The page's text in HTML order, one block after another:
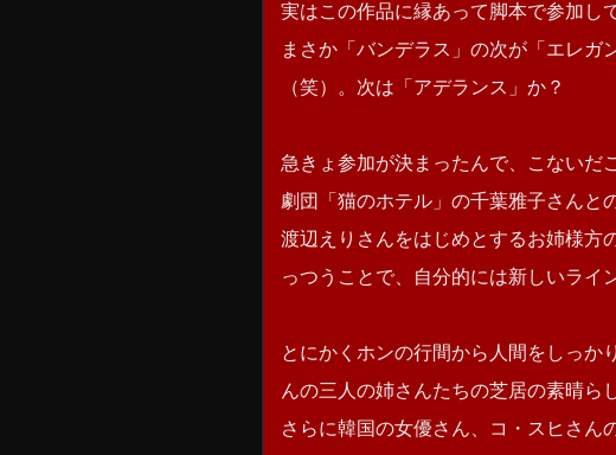
実はこの作品に縁あって脚本で参加し
まさか「バンデラス」の次が「エレガ
（笑）。次は「アデランス」か？
急きょ参加が決まったんで、こないだ
劇団「猫のホテル」の千葉雅子さんと
渡辺えりさんをはじめとするお姉様方
っつうことで、自分的には新しいライ
とにかくホンの行間から人間をしっか
んの三人の姉さんたちの芝居の素晴ら
さらに韓国の女優さん、コ・スヒさん